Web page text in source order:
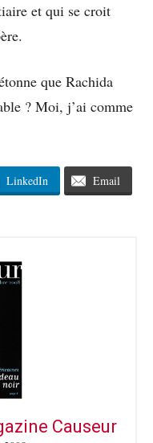
et qui se croit
que Rachida
? Moi, j’ai comme
LinkedIn Email
Causeur